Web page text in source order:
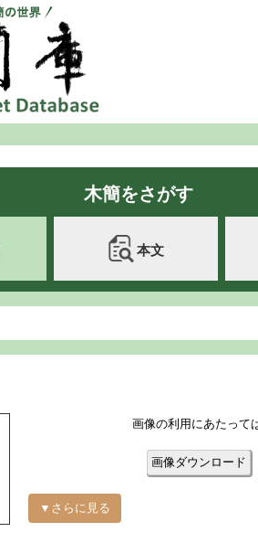
木簡をさがす
本文
▼さらに見る
画像の利用にあたって
画像ダウンロード